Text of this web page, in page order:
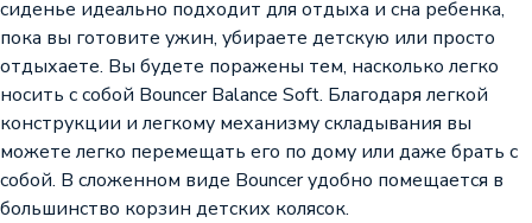
сиденье идеально подходит для отдыха и сна ребенка,
пока вы готовите ужин, убираете детскую или просто
отдыхаете. Вы будете поражены тем, насколько легко
носить с собой Bouncer Balance Soft. Благодаря легкой
конструкции и легкому механизму складывания вы
можете легко перемещать его по дому или даже брать с
собой. В сложенном виде Bouncer удобно помещается в
большинство корзин детских колясок.